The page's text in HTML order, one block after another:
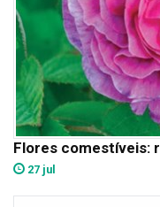
Flores comestíveis:
27 jul